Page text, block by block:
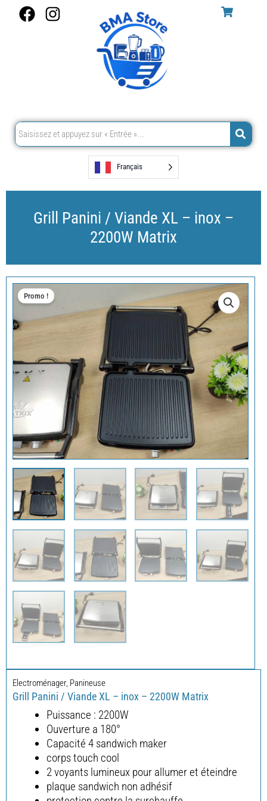
F
k
I
a
m
Français
Grill Panini / Viande XL – inox –
2200W Matrix
Promo !
Electroménager, Panineuse
Grill Panini / Viande XL – inox – 2200W Matrix
Puissance : 2200W
Ouverture a 180°
Capacité 4 sandwich maker
corps touch cool
2 voyants lumineux pour allumer et éteindre
plaque sandwich non adhésif